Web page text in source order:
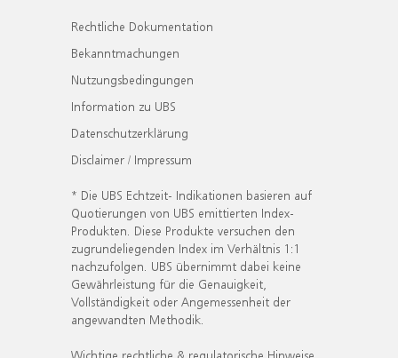
Rechtliche Dokumentation
Bekanntmachungen
Nutzungsbedingungen
Information zu UBS
Datenschutzerklärung
Disclaimer / Impressum
* Die UBS Echtzeit- Indikationen basieren auf
Quotierungen von UBS emittierten Index-
Produkten. Diese Produkte versuchen den
zugrundeliegenden Index im Verhältnis 1:1
nachzufolgen. UBS übernimmt dabei keine
Gewährleistung für die Genauigkeit,
Vollständigkeit oder Angemessenheit der
angewandten Methodik.